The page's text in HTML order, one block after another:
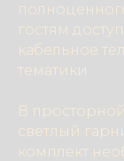
гостям
кабельное
тематики.
В просторной
светлый
комплект